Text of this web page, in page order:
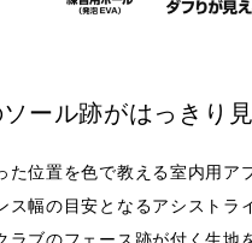
ール跡がはっきり
た位置を色で教える室内用ア
ス幅の目安となるアシストラ
ラブのフェース跡が付く生地